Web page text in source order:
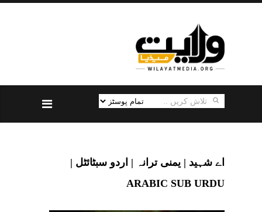
اے شہید | یمنی ترانہ | اردو سبٹائٹل |
ARABIC SUB URDU